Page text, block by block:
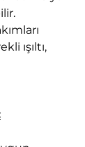
ışıltı,